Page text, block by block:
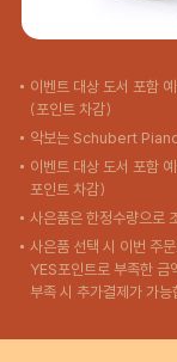
이벤트 대상 도서 포함
(포인트 차감)
악보는 Schubert
이벤트 대상 도서 포함
포인트 차감)
사은품은 한정수량으로
사은품 선택 시 이번 주
YES포인트로 부족한 금
부족 시 추가결제가 가능